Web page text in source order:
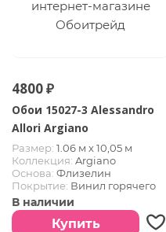
4800 ₽
Обои 15027-3 Alessandro
Allori Argiano
Размер: 1.06 м х 10,05 м
Коллекция: Argiano
Основа: Флизелин
Покрытие: Винил горячего
тиснения
Страна:Италия
В наличии
Купить